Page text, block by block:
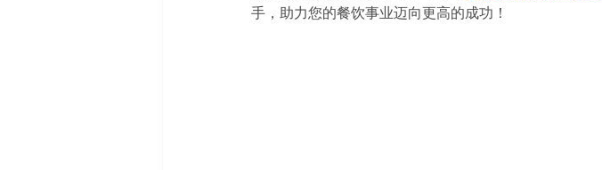
手，助力您的餐饮事业迈向更高的成功！